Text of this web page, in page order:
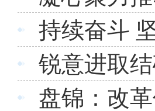
持续奋斗
锐意进取
盘锦：改